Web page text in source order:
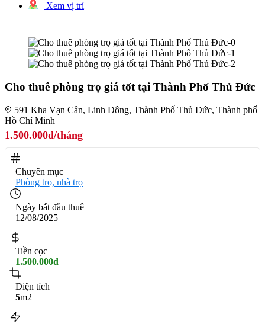
Xem vị trí
Cho thuê phòng trọ giá tốt tại Thành Phố Thủ Đức
591 Kha Vạn Cân, Linh Đông, Thành Phố Thủ Đức, Thành phố
Hồ Chí Minh
1.500.000đ/tháng
Chuyên mục
Phòng trọ, nhà trọ
Ngày bắt đầu thuê
12/08/2025
Tiền cọc
1.500.000đ
Diện tích
5m2